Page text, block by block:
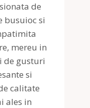
de
busuioc si
mereu in
de gusturi
si
calitate
ales in